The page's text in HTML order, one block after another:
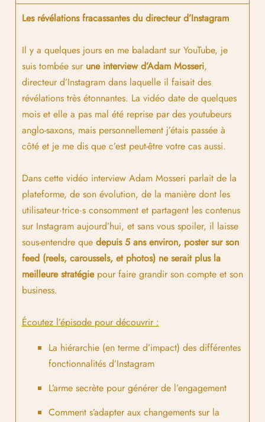
Les révélations fracassantes du directeur d’Instagram
Il y a quelques jours en me baladant sur YouTube, je
suis tombée surune interview d’Adam Mosseri,
directeur d’Instagram dans laquelle il faisait des
révélations très étonnantes. La vidéo date de quelques
mois et elle a pas mal été reprise par des youtubeurs
anglo-saxons, mais personnellement j’étais passée à
côté et je me dis que c’est peut-être votre cas aussi.
Dans cette vidéo interview Adam Mosseri parlait de la
plateforme, de son évolution, de la manière dont les
utilisateur·trice·s consomment et partagent les contenus
sur Instagram aujourd’hui, et sans vous spoiler, il laisse
sous-entendre que depuis 5 ans environ, poster sur son
feed (reels, caroussels, et photos) ne serait plus la
meilleure stratégiepour faire grandir son compte et son
business.
Écoutez l’épisode pour découvrir :
La hiérarchie (en terme d’impact) des différentes
fonctionnalités d’Instagram
L’arme secrète pour générer de l’engagement
Comment s’adapter aux changements sur la